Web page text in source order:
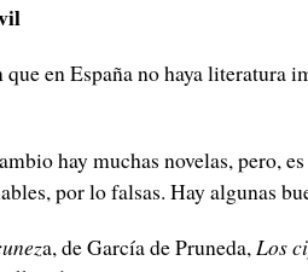
en España no haya literatura
hay muchas novelas, pero,
por lo falsas. Hay algunas
a, de García de Pruneda,Los